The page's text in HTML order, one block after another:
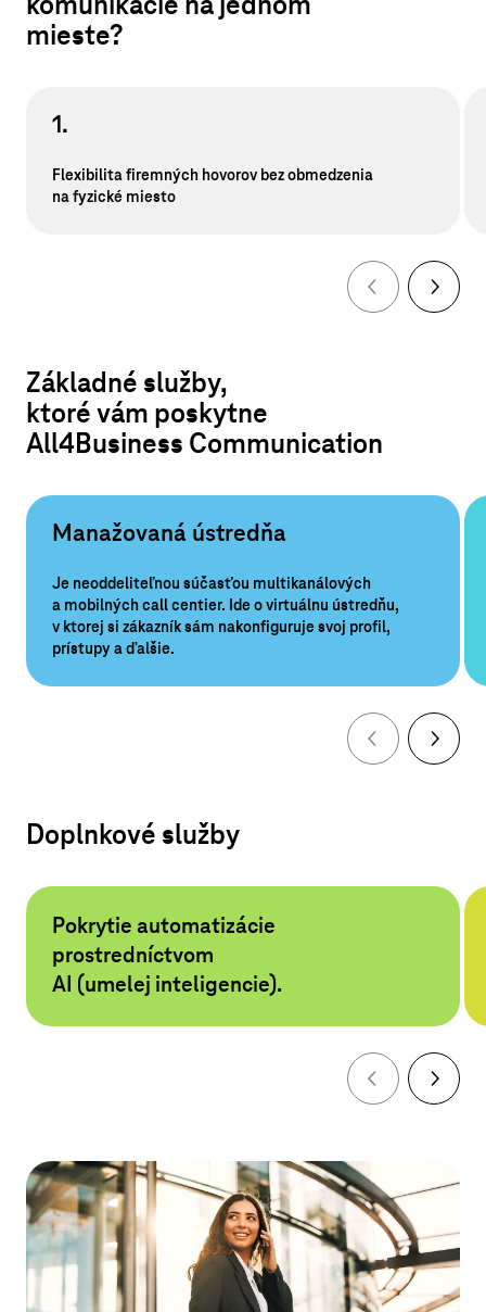
komunikácie na jednom
mieste?
1.
Flexibilita firemných hovorov bez obmedzenia
na fyzické miesto
Základné služby,
ktoré vám poskytne
All4Business Communication
Manažovaná ústredňa
Je neoddeliteľnou súčasťou multikanálových
a mobilných call centier. Ide o virtuálnu ústredňu,
v ktorej si zákazník sám nakonfiguruje svoj profil,
prístupy a ďalšie.
Doplnkové služby
Pokrytie automatizácie
prostredníctvom
AI (umelej inteligencie).